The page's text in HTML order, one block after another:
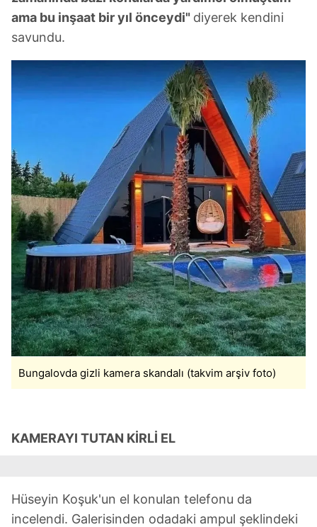
ama bu inşaat bir yıl önceydi" diyerek kendini
savundu.
Bungalovda gizli kamera skandalı (takvim arşiv foto)
KAMERAYI TUTAN KİRLİ EL
Hüseyin Koşuk'un el konulan telefonu da
incelendi. Galerisinden odadaki ampul şeklindeki